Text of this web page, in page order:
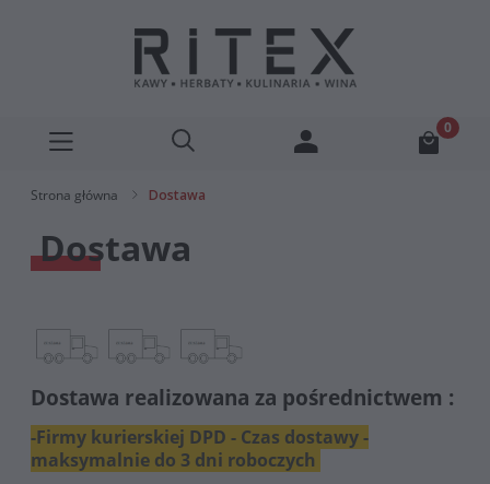
Strona główna Dostawa
Dostawa
Dostawa realizowana za pośrednictwem :
-Firmy kurierskiej DPD - Czas dostawy -
maksymalnie do 3 dni roboczych